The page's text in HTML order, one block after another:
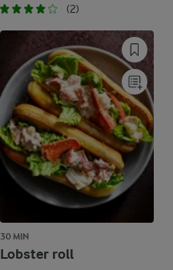
(2)
30 MIN
Lobster roll